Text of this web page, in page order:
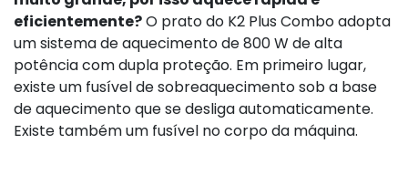
eficientemente?O prato do K2 Plus Combo adopta
um sistema de aquecimento de 800 W de alta
potência com dupla proteção. Em primeiro lugar,
existe um fusível de sobreaquecimento sob a base
de aquecimento que se desliga automaticamente.
Existe também um fusível no corpo da máquina.